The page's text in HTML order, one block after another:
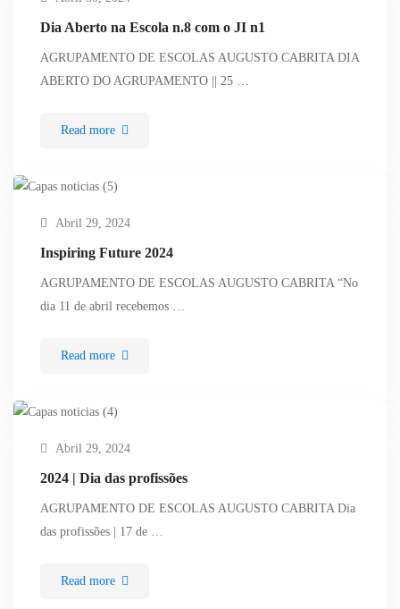
Dia Aberto na Escola n.8 com o JI n1
AGRUPAMENTO DE ESCOLAS AUGUSTO CABRITA DIA
ABERTO DO AGRUPAMENTO || 25 …
Read more
Abril 29, 2024
Inspiring Future 2024
AGRUPAMENTO DE ESCOLAS AUGUSTO CABRITA “No
dia 11 de abril recebemos …
Read more
Abril 29, 2024
2024 | Dia das profissões
AGRUPAMENTO DE ESCOLAS AUGUSTO CABRITA Dia
das profissões | 17 de …
Read more